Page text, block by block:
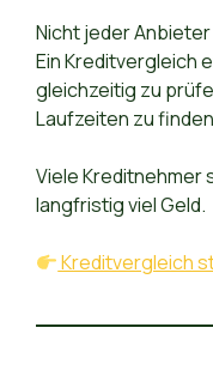
Nicht jeder
Ein Kreditvergleich
gleichzeitig zu
Laufzeiten zu
Viele Kreditnehmer
langfristig viel Geld.
Kreditvergleich